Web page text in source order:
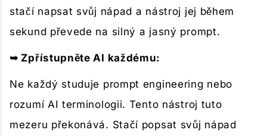
stačí napsat svůj nápad a nástroj jej během
sekund převede na silný a jasný prompt.
➥ Zpřístupněte AI každému:
Ne každý studuje prompt engineering nebo
rozumí AI terminologii. Tento nástroj tuto
mezeru překonává. Stačí popsat svůj nápad